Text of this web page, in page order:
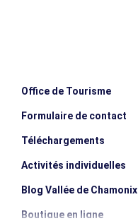
Office de Tourisme
Formulaire de contact
Téléchargements
Activités individuelles
Blog Vallée de Chamonix
Boutique en ligne